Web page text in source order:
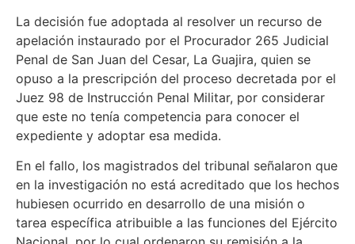
La decisión fue adoptada al resolver un recurso de
apelación instaurado por el Procurador 265 Judicial
Penal de San Juan del Cesar, La Guajira, quien se
opuso a la prescripción del proceso decretada por el
Juez 98 de Instrucción Penal Militar, por considerar
que este no tenía competencia para conocer el
expediente y adoptar esa medida.
En el fallo, los magistrados del tribunal señalaron que
en la investigación no está acreditado que los hechos
hubiesen ocurrido en desarrollo de una misión o
tarea específica atribuible a las funciones del Ejército